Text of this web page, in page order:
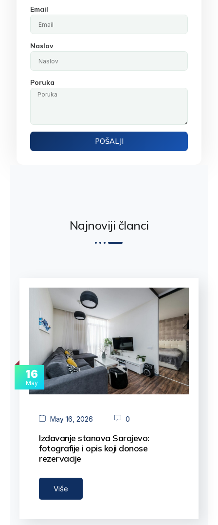
Email
Naslov
Poruka
POŠALJI
Najnoviji članci
16
May
May 16, 2026 0
Izdavanje stanova Sarajevo:
fotografije i opis koji donose
rezervacije
Više